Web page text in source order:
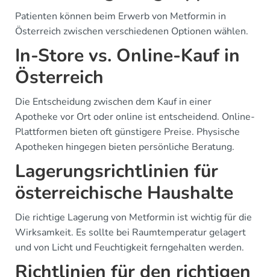
Patienten können beim Erwerb von Metformin in
Österreich zwischen verschiedenen Optionen wählen.
In-Store vs. Online-Kauf in
Österreich
Die Entscheidung zwischen dem Kauf in einer
Apotheke vor Ort oder online ist entscheidend. Online-
Plattformen bieten oft günstigere Preise. Physische
Apotheken hingegen bieten persönliche Beratung.
Lagerungsrichtlinien für
österreichische Haushalte
Die richtige Lagerung von Metformin ist wichtig für die
Wirksamkeit. Es sollte bei Raumtemperatur gelagert
und von Licht und Feuchtigkeit ferngehalten werden.
Richtlinien für den richtigen